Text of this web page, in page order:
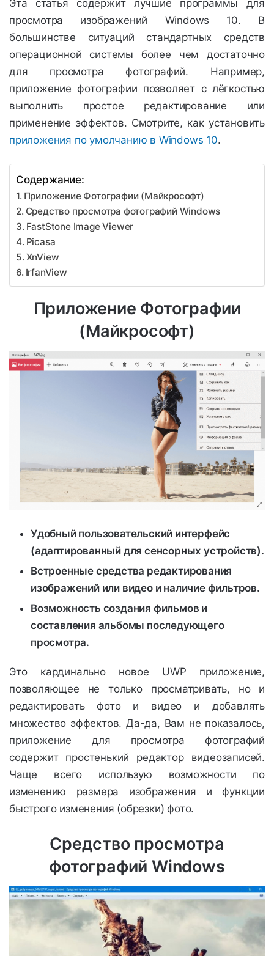
Эта статья содержит лучшие программы для
просмотра изображений Windows 10. В
большинстве ситуаций стандартных средств
операционной системы более чем достаточно
для просмотра фотографий. Например,
приложение фотографии позволяет с лёгкостью
выполнить простое редактирование или
применение эффектов. Смотрите, как установить
приложения по умолчанию в Windows 10.
Содержание:
Приложение Фотографии (Майкрософт)
Средство просмотра фотографий Windows
FastStone Image Viewer
Picasa
XnView
IrfanView
Приложение Фотографии
(Майкрософт)
Удобный пользовательский интерфейс
(адаптированный для сенсорных устройств).
Встроенные средства редактирования
изображений или видео и наличие фильтров.
Возможность создания фильмов и
составления альбомы последующего
просмотра.
Это кардинально новое UWP приложение,
позволяющее не только просматривать, но и
редактировать фото и видео и добавлять
множество эффектов. Да-да, Вам не показалось,
приложение для просмотра фотографий
содержит простенький редактор видеозаписей.
Чаще всего использую возможности по
изменению размера изображения и функции
быстрого изменения (обрезки) фото.
Средство просмотра
фотографий Windows